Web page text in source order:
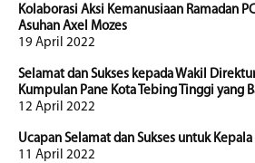
Kolaborasi Aksi Kemanusiaan Ramadan
Asuhan Axel Mozes
19 April 2022
Selamat dan Sukses kepada Wakil
Kumpulan Pane Kota Tebing Tinggi yang
12 April 2022
Ucapan Selamat dan Sukses untuk Kepala
11 April 2022